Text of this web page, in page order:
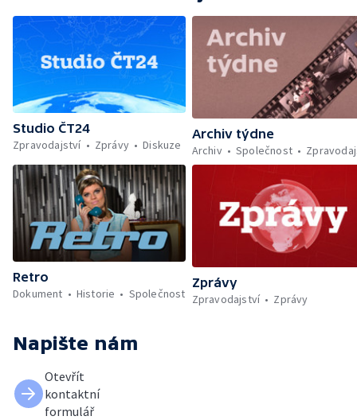
labuti
Studio ČT24
Zpravodajství
Zprávy Diskuze
Archiv týdne
Archiv
Společnost
Retro
Dokument
Historie Společnost
Zprávy
Zpravodajství
Zprávy
Napište nám
Otevřít
kontaktní
formulář